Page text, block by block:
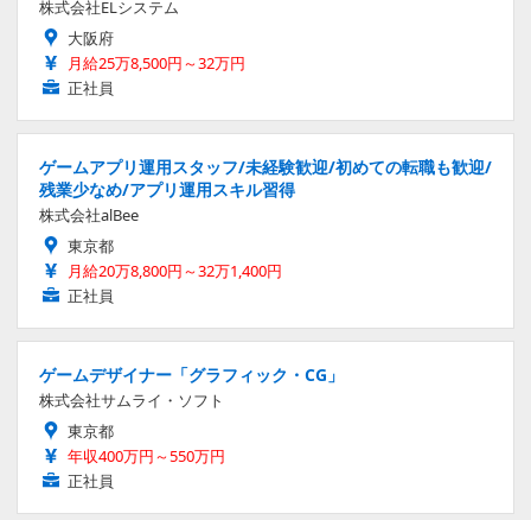
株式会社ELシステム
大阪府
月給25万8,500円～32万円
正社員
ゲームアプリ運用スタッフ/未経験歓迎/初めての転職も歓迎/
残業少なめ/アプリ運用スキル習得
株式会社alBee
東京都
月給20万8,800円～32万1,400円
正社員
ゲームデザイナー「グラフィック・CG」
株式会社サムライ・ソフト
東京都
年収400万円～550万円
正社員